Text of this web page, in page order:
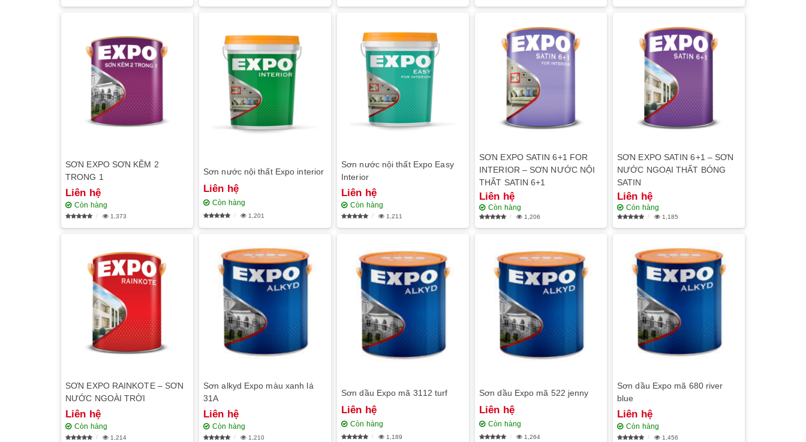
SƠN EXPO SƠN KẼM 2
TRONG 1
Liên hệ
Còn hàng
1,373
Sơn nước nội thất Expo interior
Liên hệ
Còn hàng
1,201
Sơn nước nội thất Expo Easy
Interior
Liên hệ
Còn hàng
1,211
SƠN EXPO SATIN 6+1 FOR
INTERIOR – SƠN NƯỚC NỘI
THẤT SATIN 6+1
Liên hệ
Còn hàng
1,206
SƠN EXPO SATIN 6+1 – SƠN
NƯỚC NGOẠI THẤT BÓNG
SATIN
Liên hệ
Còn hàng
1,185
SƠN EXPO RAINKOTE – SƠN
NƯỚC NGOÀI TRỜI
Liên hệ
Còn hàng
1,214
Sơn alkyd Expo màu xanh lá
31A
Liên hệ
Còn hàng
1,210
Sơn dầu Expo mã 3112 turf
Liên hệ
Còn hàng
1,189
Sơn dầu Expo mã 522 jenny
Liên hệ
Còn hàng
1,264
Sơn dầu Expo mã 680 river
blue
Liên hệ
Còn hàng
1,456